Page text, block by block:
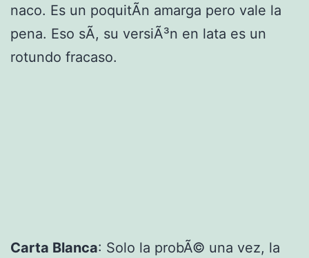
naco. Es un poquitÃ­n amarga pero vale la
pena. Eso sÃ­, su versiÃ³n en lata es un
rotundo fracaso.
Carta Blanca: Solo la probÃ© una vez, la